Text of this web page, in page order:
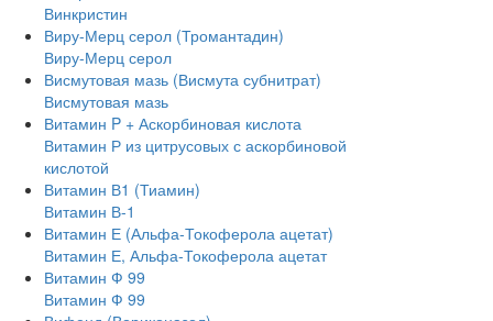
Винкристин
Виру-Мерц серол (Тромантадин)
Виру-Мерц серол
Висмутовая мазь (Висмута субнитрат)
Висмутовая мазь
Витамин P + Аскорбиновая кислота
Витамин Р из цитрусовых с аскорбиновой
кислотой
Витамин В1 (Тиамин)
Витамин В-1
Витамин Е (Альфа-Токоферола ацетат)
Витамин Е, Альфа-Токоферола ацетат
Витамин Ф 99
Витамин Ф 99